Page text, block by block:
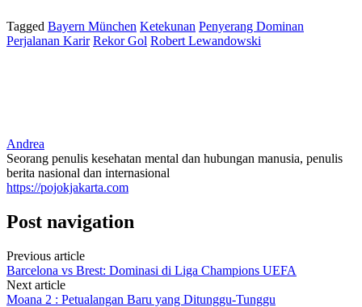
Tagged Bayern München Ketekunan Penyerang Dominan
Perjalanan Karir Rekor Gol Robert Lewandowski
Andrea
Seorang penulis kesehatan mental dan hubungan manusia, penulis
berita nasional dan internasional
https://pojokjakarta.com
Post navigation
Previous article
Barcelona vs Brest: Dominasi di Liga Champions UEFA
Next article
Moana 2 : Petualangan Baru yang Ditunggu-Tunggu